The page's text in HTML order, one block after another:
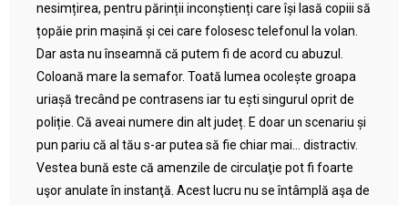
nesimțirea, pentru părinții inconștienți care își lasă copiii să
țopăie prin mașină și cei care folosesc telefonul la volan.
Dar asta nu înseamnă că putem fi de acord cu abuzul.
Coloană mare la semafor. Toată lumea ocolește groapa
uriașă trecând pe contrasens iar tu ești singurul oprit de
poliție. Că aveai numere din alt județ. E doar un scenariu și
pun pariu că al tău s-ar putea să fie chiar mai… distractiv.
Vestea bună este că amenzile de circulaţie pot fi foarte
uşor anulate în instanţă. Acest lucru nu se întâmplă aşa de